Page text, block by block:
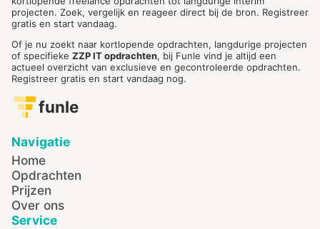
projecten. Zoek, vergelijk en reageer direct bij de bron. Registreer
gratis en start vandaag.
Of je nu zoekt naar kortlopende opdrachten, langdurige projecten
of specifieke ZZP IT opdrachten, bij Funle vind je altijd een
actueel overzicht van exclusieve en gecontroleerde opdrachten.
Registreer gratis en start vandaag nog.
funle
Navigatie
Home
Opdrachten
Prijzen
Over ons
Service